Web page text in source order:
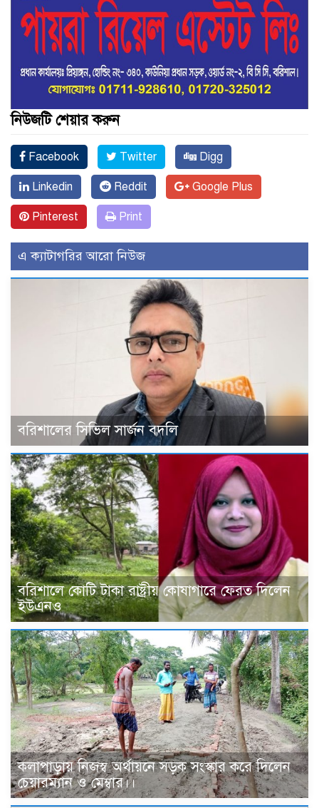
নিউজটি শেয়ার করুন
Facebook Twitter Digg
Linkedin Reddit Google Plus
Pinterest Print
এ ক্যাটাগরির আরো নিউজ
বরিশালের সিভিল সার্জন বদলি
বরিশালে কোটি টাকা রাষ্ট্রীয় কোষাগারে ফেরত দিলেন
ইউএনও
কলাপাড়ায় নিজস্ব অর্থায়নে সড়ক সংস্কার করে দিলেন
চেয়ারম্যান ও মেম্বার।।